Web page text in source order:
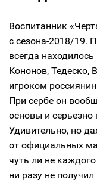
Воспитанник
с сезона-2018/19.
всегда
Кононов, Тедеско,
игроком
При сербе он
основы и серьезно
Удивительно, но
от официальных
чуть ли не
ни разу не